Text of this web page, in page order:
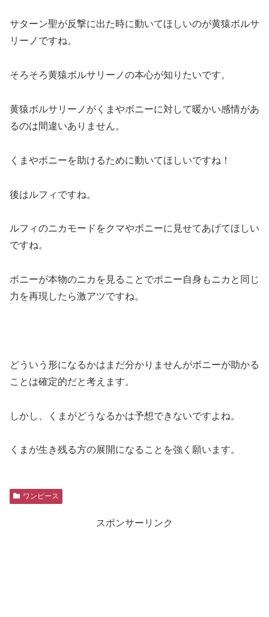
サターン聖が反撃に出た時に動いてほしいのが黄猿ボルサ
リーノですね。
そろそろ黄猿ボルサリーノの本心が知りたいです。
黄猿ボルサリーノがくまやボニーに対して暖かい感情があ
るのは間違いありません。
くまやボニーを助けるために動いてほしいですね！
後はルフィですね。
ルフィのニカモードをクマやボニーに見せてあげてほしい
ですね。
ボニーが本物のニカを見ることでボニー自身もニカと同じ
力を再現したら激アツですね。
どういう形になるかはまだ分かりませんがボニーが助かる
ことは確定的だと考えます。
しかし、くまがどうなるかは予想できないですよね。
くまが生き残る方の展開になることを強く願います。
ワンピース
スポンサーリンク